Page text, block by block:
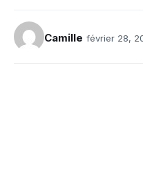
Camille février 28,